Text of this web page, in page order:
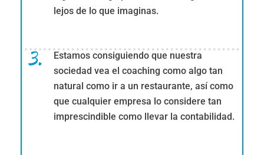
lejos de lo que imaginas.
Estamos consiguiendo que nuestra
sociedad vea el coaching como algo tan
natural como ir a un restaurante, así como
que cualquier empresa lo considere tan
imprescindible como llevar la contabilidad.